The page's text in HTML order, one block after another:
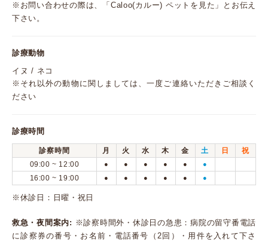
※お問い合わせの際は、「Caloo(カルー) ペットを見た」とお伝え
下さい。
診療動物
イヌ / ネコ
※それ以外の動物に関しましては、一度ご連絡いただきご相談く
ださい
診療時間
診察時間 月 火 水 木 金 土 日
祝
09:00 ~ 12:00
● ● ● ● ● ●
16:00 ~ 19:00 ● ● ● ● ● ●
※休診日：日曜・祝日
救急・夜間案内: ※診察時間外・休診日の急患：病院の留守番電話
に診察券の番号・お名前・電話番号（2回）・用件を入れて下さ